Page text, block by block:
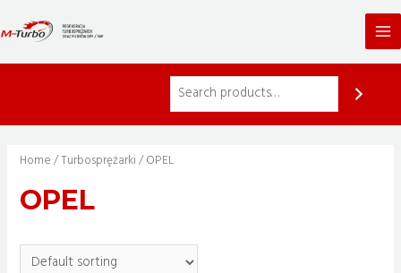
to
Home/Turbosprężarki/ OPEL
OPEL